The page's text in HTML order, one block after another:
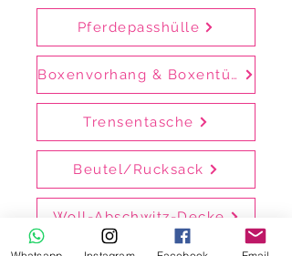
Pferdepasshülle
Boxenvorhang & Boxentürvorhang
Trensentasche
Beutel/Rucksack
Woll-Abschwitz-Decke